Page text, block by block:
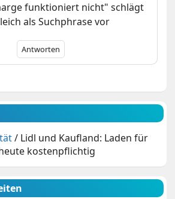
funktioniert nicht" schlägt
als Suchphrase vor
Antworten
/ Lidl und Kaufland: Laden für
kostenpflichtig